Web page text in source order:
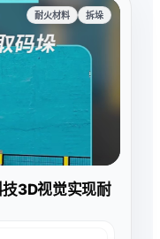
耐火材料 拆垛
3D视觉实现耐